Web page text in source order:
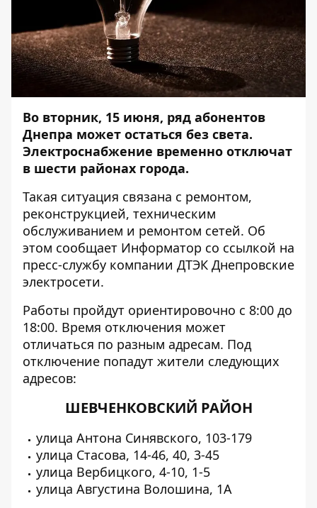
Во вторник, 15 июня, ряд абонентов
Днепра может остаться без света.
Электроснабжение временно отключат
в шести районах города.
Такая ситуация связана с ремонтом,
реконструкцией, техническим
обслуживанием и ремонтом сетей. Об
этом сообщает Информатор со ссылкой на
пресс-службу компании ДТЭК Днепровские
электросети.
Работы пройдут ориентировочно с 8:00 до
18:00. Время отключения может
отличаться по разным адресам. Под
отключение попадут жители следующих
адресов:
ШЕВЧЕНКОВСКИЙ РАЙОН
улица Антона Синявского, 103-179
улица Стасова, 14-46, 40, 3-45
улица Вербицкого, 4-10, 1-5
улица Августина Волошина, 1А